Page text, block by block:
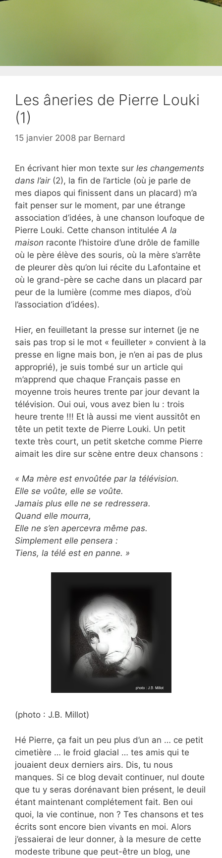
Les âneries de Pierre Louki
(1)
15 janvier 2008 par Bernard
En écrivant hier mon texte sur les changements
dans l’air(2), la fin de l’article (où je parle de
mes diapos qui finissent dans un placard) m’a
fait penser sur le moment, par une étrange
association d’idées, à une chanson loufoque de
Pierre Louki. Cette chanson intitulée A la
maison raconte l’histoire d’une drôle de famille
où le père élève des souris, où la mère s’arrête
de pleurer dès qu’on lui récite du Lafontaine et
où le grand-père se cache dans un placard par
peur de la lumière (comme mes diapos, d’où
l’association d’idées).
Hier, en feuilletant la presse sur internet (je ne
sais pas trop si le mot « feuilleter » convient à la
presse en ligne mais bon, je n’en ai pas de plus
approprié), je suis tombé sur un article qui
m’apprend que chaque Français passe en
moyenne trois heures trente par jour devant la
télévision. Oui oui, vous avez bien lu : trois
heure trente !!! Et là aussi me vient aussitôt en
tête un petit texte de Pierre Louki. Un petit
texte très court, un petit sketche comme Pierre
aimait les dire sur scène entre deux chansons :
« Ma mère est envoûtée par la télévision.
Elle se voûte, elle se voûte.
Jamais plus elle ne se redressera.
Quand elle mourra,
Elle ne s’en apercevra même pas.
Simplement elle pensera :
Tiens, la télé est en panne. »
(photo : J.B. Millot)
Hé Pierre, ça fait un peu plus d’un an … ce petit
cimetière … le froid glacial … tes amis qui te
jouaient deux derniers airs. Dis, tu nous
manques. Si ce blog devait continuer, nul doute
que tu y seras dorénavant bien présent, le deuil
étant maintenant complétement fait. Ben oui
quoi, la vie continue, non ? Tes chansons et tes
écrits sont encore bien vivants en moi. Alors
j’essaierai de leur donner, à la mesure de cette
modeste tribune que peut-être un blog, une